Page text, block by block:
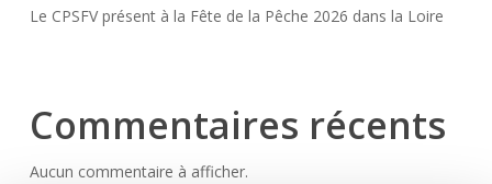
Le CPSFV présent à la Fête de la Pêche 2026 dans la Loire
Commentaires récents
Aucun commentaire à afficher.